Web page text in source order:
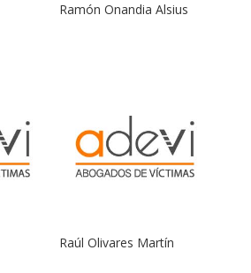
Ramón Onandia Alsius
Raúl Olivares Martín